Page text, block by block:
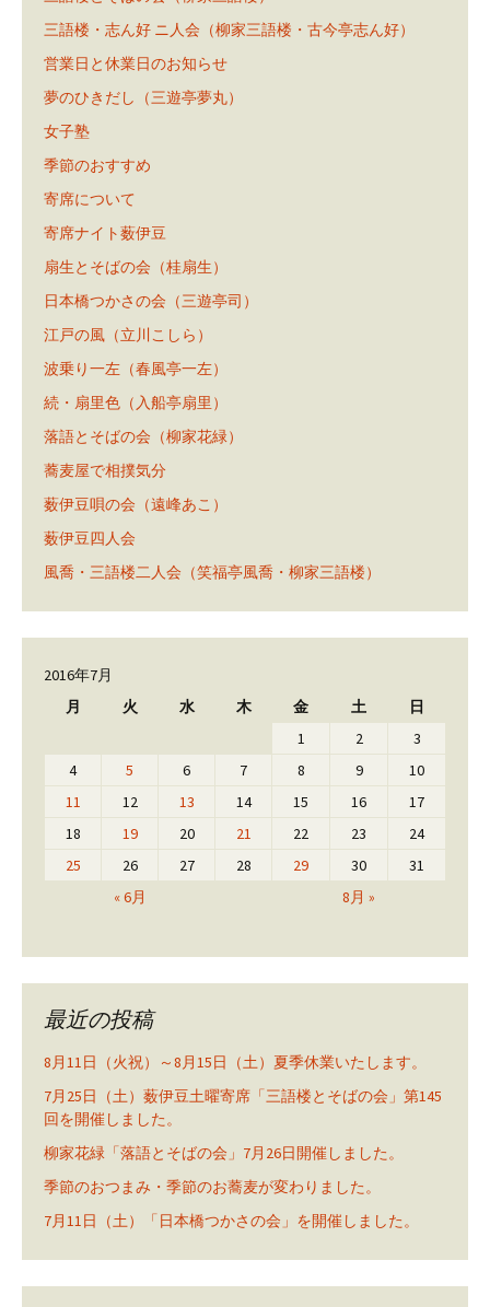
三語楼・志ん好 ニ人会（柳家三語楼・古今亭志ん好）
営業日と休業日のお知らせ
夢のひきだし（三遊亭夢丸）
女子塾
季節のおすすめ
寄席について
寄席ナイト薮伊豆
扇生とそばの会（桂扇生）
日本橋つかさの会（三遊亭司）
江戸の風（立川こしら）
波乗り一左（春風亭一左）
続・扇里色（入船亭扇里）
落語とそばの会（柳家花緑）
蕎麦屋で相撲気分
薮伊豆唄の会（遠峰あこ）
薮伊豆四人会
風喬・三語楼二人会（笑福亭風喬・柳家三語楼）
2016年7月
月
火 水 木 金 土 日
« 6月 8月 »
1 2
3
4
5 6 7 8 9
10
11
12 13 14 15 16
17
18
19 20 21 22 23
24
25
26 27 28 29 30 31
最近の投稿
8月11日（火祝）～8月15日（土）夏季休業いたします。
7月25日（土）薮伊豆土曜寄席「三語楼とそばの会」第145
回を開催しました。
柳家花緑「落語とそばの会」7月26日開催しました。
季節のおつまみ・季節のお蕎麦が変わりました。
7月11日（土）「日本橋つかさの会」を開催しました。